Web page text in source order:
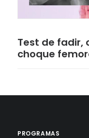
Test de fadir,
choque
PROGRAMAS